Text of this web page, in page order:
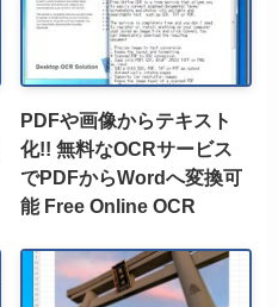
PDFや画像からテキスト
化!! 無料なOCRサービス
でPDFからWordへ変換可
能 Free Online OCR